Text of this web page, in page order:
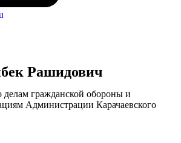
Рашидович
делам гражданской обороны и
Администрации Карачаевского